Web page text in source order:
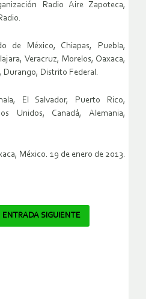
Radio Aire Zapoteca,
de México, Chiapas, Puebla,
Veracruz, Morelos, Oaxaca,
Durango, Distrito Federal.
El Salvador, Puerto Rico,
Unidos, Canadá, Alemania,
México. 19 de enero de 2013.
ENTRADA SIGUIENTE